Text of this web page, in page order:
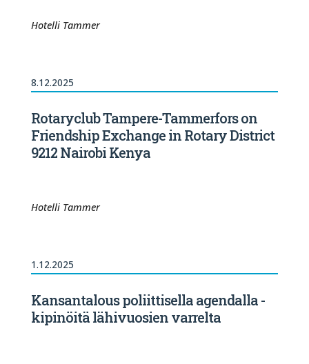
Hotelli Tammer
8.12.2025
Rotaryclub Tampere-Tammerfors on
Friendship Exchange in Rotary District
9212 Nairobi Kenya
Hotelli Tammer
1.12.2025
Kansantalous poliittisella agendalla -
kipinöitä lähivuosien varrelta